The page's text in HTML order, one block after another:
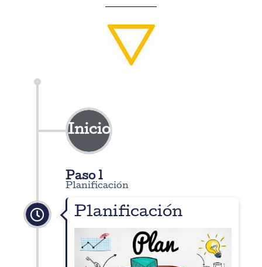
Inicio
Paso 1
Planificación
Planificación